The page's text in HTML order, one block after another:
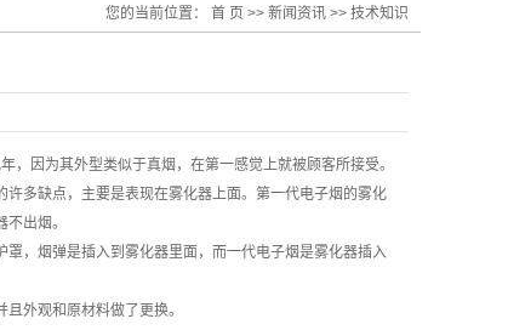
您的当前位置： 首 页 >> 新闻资讯 >> 技术知识
因为其外型类似于真烟，在第一感觉上就被顾客所接受。
多缺点，主要是表现在雾化器上面。第一代电子烟的雾化
出烟。
，烟弹是插入到雾化器里面，而一代电子烟是雾化器插入
外观和原材料做了更换。